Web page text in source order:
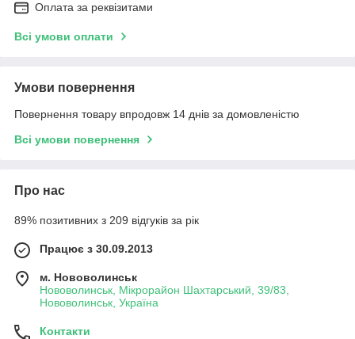
Оплата за реквізитами
Всі умови оплати
Умови повернення
Повернення товару впродовж 14 днів за домовленістю
Всі умови повернення
Про нас
89% позитивних з 209 відгуків за рік
Працює з 30.09.2013
м. Нововолинськ
Нововолинськ, Мікрорайон Шахтарський, 39/83,
Нововолинськ, Україна
Контакти